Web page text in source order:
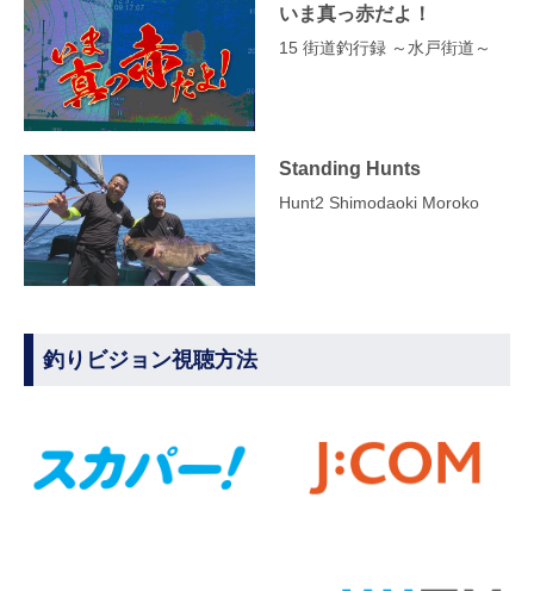
いま真っ赤だよ！
15 街道釣行録 ～水戸街道～
Standing Hunts
Hunt2 Shimodaoki Moroko
釣りビジョン視聴方法